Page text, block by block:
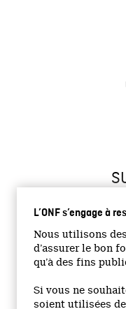
L’ONF s’engage à
Nous utilisons
d’assurer le bon
qu’à des fins
Si vous ne
soient utilisées